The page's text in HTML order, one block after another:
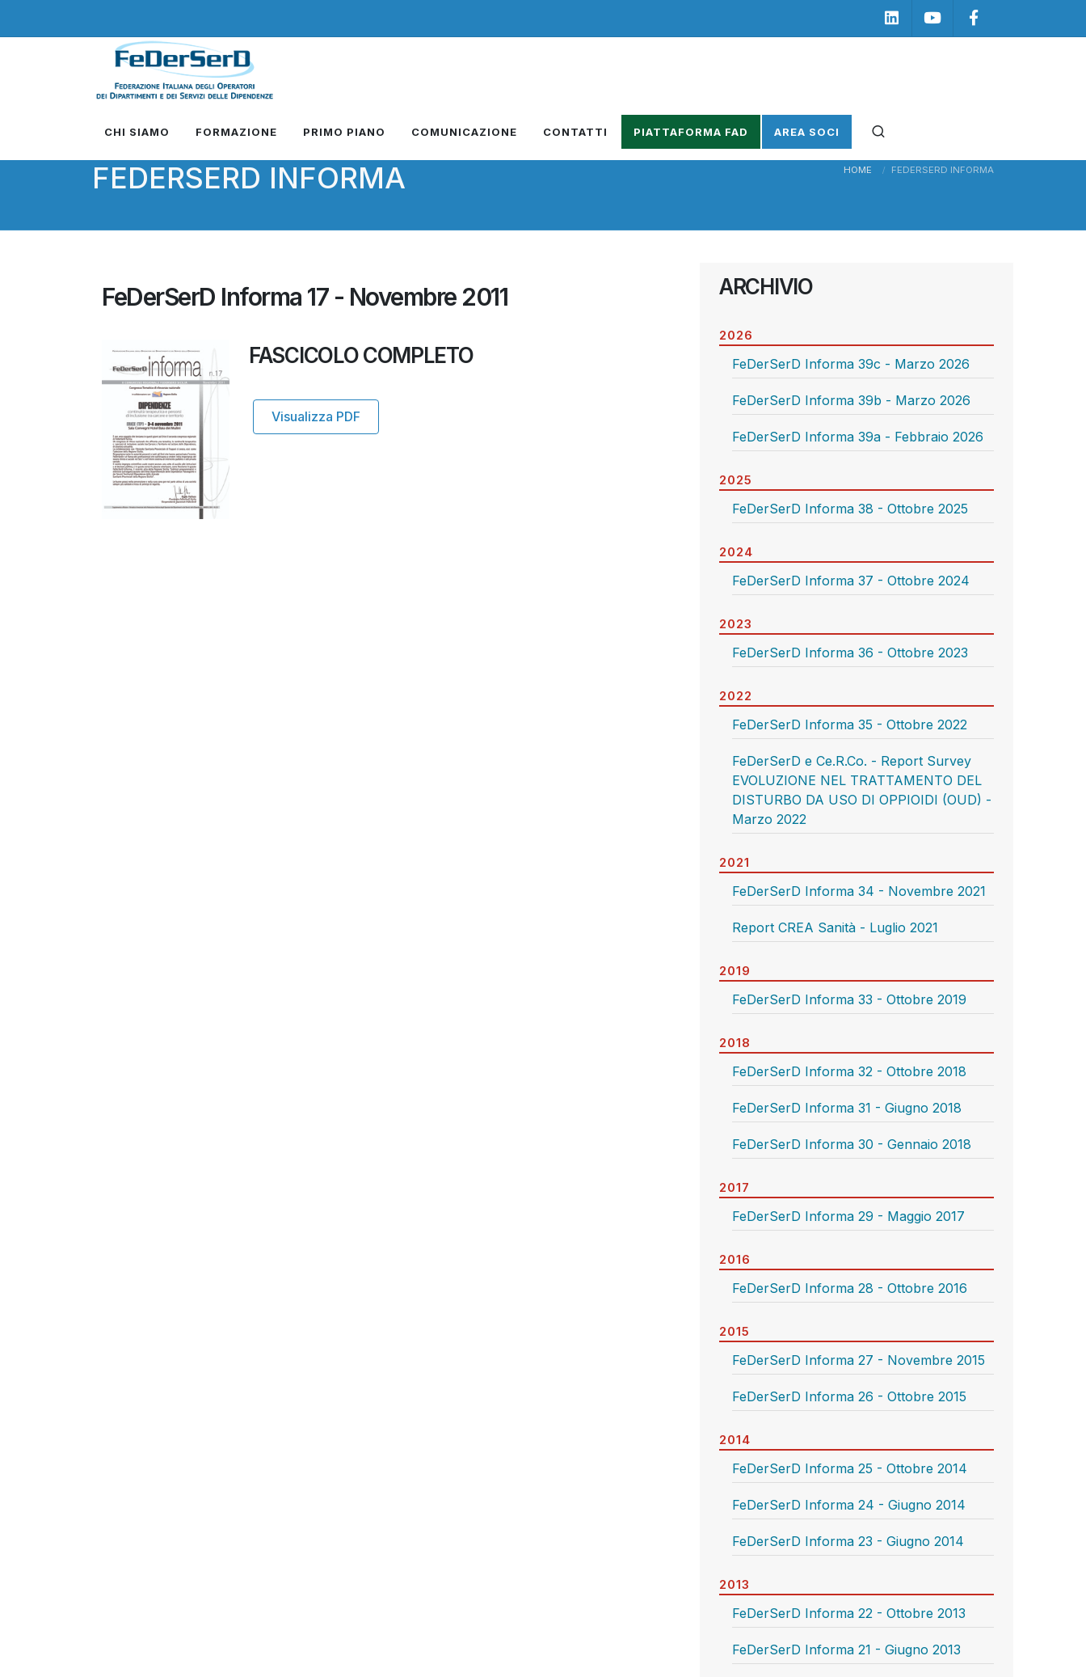
Linkedin Youtube
CHI SIAMO FORMAZIONE PRIMO PIANO COMUNICAZIONE CONTATTI PIATTAFORMA FAD AREA SOCI
FEDERSERD INFORMA HOME FEDERSERD INFORMA
FeDerSerD Informa 17 - Novembre 2011
FASCICOLO COMPLETO
Visualizza PDF
ARCHIVIO
2026
FeDerSerD Informa 39c - Marzo 2026
FeDerSerD Informa 39b - Marzo 2026
FeDerSerD Informa 39a - Febbraio 2026
2025
FeDerSerD Informa 38 - Ottobre 2025
2024
FeDerSerD Informa 37 - Ottobre 2024
2023
FeDerSerD Informa 36 - Ottobre 2023
2022
FeDerSerD Informa 35 - Ottobre 2022
FeDerSerD e Ce.R.Co. - Report Survey
EVOLUZIONE NEL TRATTAMENTO DEL
DISTURBO DA USO DI OPPIOIDI (OUD) -
Marzo 2022
2021
FeDerSerD Informa 34 - Novembre 2021
Report CREA Sanità - Luglio 2021
2019
FeDerSerD Informa 33 - Ottobre 2019
2018
FeDerSerD Informa 32 - Ottobre 2018
FeDerSerD Informa 31 - Giugno 2018
FeDerSerD Informa 30 - Gennaio 2018
2017
FeDerSerD Informa 29 - Maggio 2017
2016
FeDerSerD Informa 28 - Ottobre 2016
2015
FeDerSerD Informa 27 - Novembre 2015
FeDerSerD Informa 26 - Ottobre 2015
2014
FeDerSerD Informa 25 - Ottobre 2014
FeDerSerD Informa 24 - Giugno 2014
FeDerSerD Informa 23 - Giugno 2014
2013
FeDerSerD Informa 22 - Ottobre 2013
FeDerSerD Informa 21 - Giugno 2013